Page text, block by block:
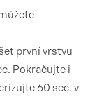
první vrstvu
Pokračujte i
60 sec. v